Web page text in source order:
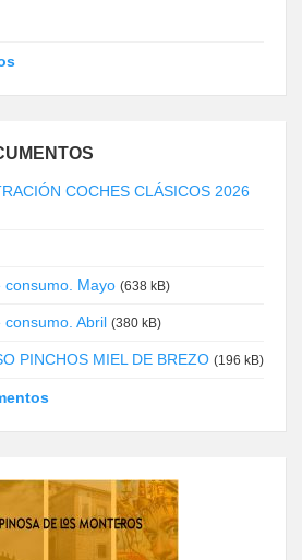
COCHES CLÁSICOS 2026
consumo. Mayo (638 kB)
Abril (380 kB)
PINCHOS MIEL DE BREZO (196 kB)